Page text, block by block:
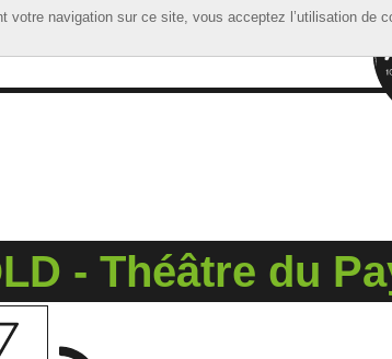
votre navigation sur ce site, vous acceptez l’utilisation de
votre navigation sur ce site, vous acceptez l’utilisation de
- Théâtre du